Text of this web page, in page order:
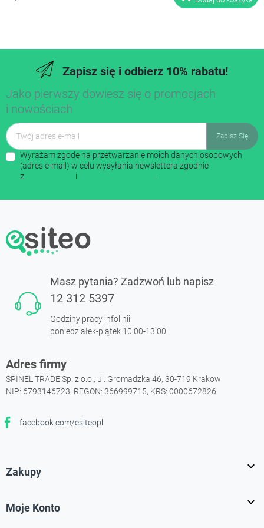
Zapisz się i odbierz 10% rabatu!
Jako pierwszy dowiesz się o promocjach
i nowościach
Wyrażam zgodę na przetwarzanie moich danych osobowych
(adres e-mail) w celu wysyłania newslettera zgodnie
z
i
Masz pytania? Zadzwoń lub napisz
12 312 5397
Godziny pracy infolinii:
poniedziałek-piątek 10:00-13:00
Adres firmy
SPINEL TRADE Sp. z o.o., ul. Gromadzka 46, 30-719 Krakow
NIP: 6793146723, REGON: 366999715, KRS: 0000672826
facebook.com/esiteopl
Facebook
Zakupy 
Moje Konto 